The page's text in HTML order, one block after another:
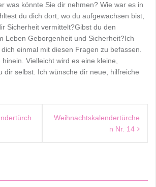
was könnte Sie dir nehmen? Wie war es in
du dich dort, wo du aufgewachsen bist,
Sicherheit vermittelt?Gibst du den
Leben Geborgenheit und Sicherheit?Ich
einmal mit diesen Fragen zu befassen.
Vielleicht wird es eine kleine,
dir selbst. Ich wünsche dir neue, hilfreiche
Weihnachtskalendertürche
n Nr. 14